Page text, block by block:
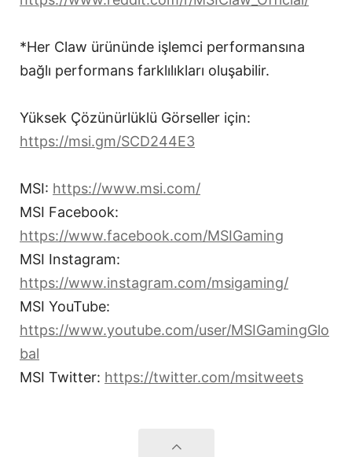
*Her Claw ürününde işlemci performansına
bağlı performans farklılıkları oluşabilir.
Yüksek Çözünürlüklü Görseller için:
https://msi.gm/SCD244E3
MSI: https://www.msi.com/
MSI Facebook:
https://www.facebook.com/MSIGaming
MSI Instagram:
https://www.instagram.com/msigaming/
MSI YouTube:
https://www.youtube.com/user/MSIGamingGlo
bal
MSI Twitter: https://twitter.com/msitweets